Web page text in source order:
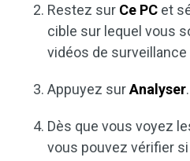
Restez sur Ce PC et
cible sur lequel vous
vidéos de
Appuyez surAnalyser.
Dès que vous voyez
vous pouvez vérifier